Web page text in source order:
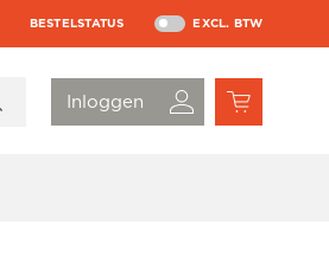
BESTELSTATUS EXCL. BTW